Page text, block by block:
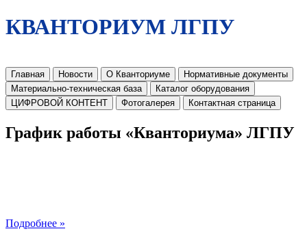
КВАНТОРИУМ ЛГПУ
Главная Новости О Кванториуме
Нормативные документы
Материально-техническая база
Каталог оборудования
ЦИФРОВОЙ КОНТЕНТ
Фотогалерея Контактная страница
График работы «Кванториума» ЛГПУ
Подробнее »